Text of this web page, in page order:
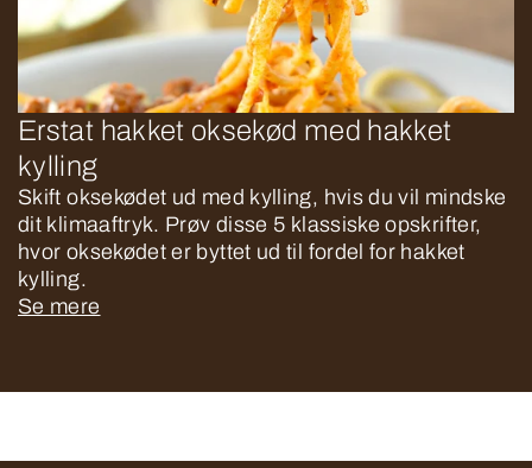
Erstat hakket oksekød med hakket
kylling
Skift oksekødet ud med kylling, hvis du vil mindske
dit klimaaftryk. Prøv disse 5 klassiske opskrifter,
hvor oksekødet er byttet ud til fordel for hakket
kylling.
Se mere